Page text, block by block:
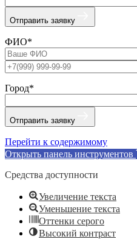
Отправить заявку
ФИО*
Город*
Отправить заявку
Перейти к содержимому
Открыть панель инструментов
Средства доступности
Увеличение текста
Уменьшение текста
Оттенки серого
Высокий контраст